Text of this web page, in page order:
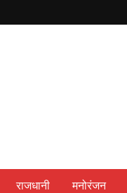
राजधानी मनोरंजन